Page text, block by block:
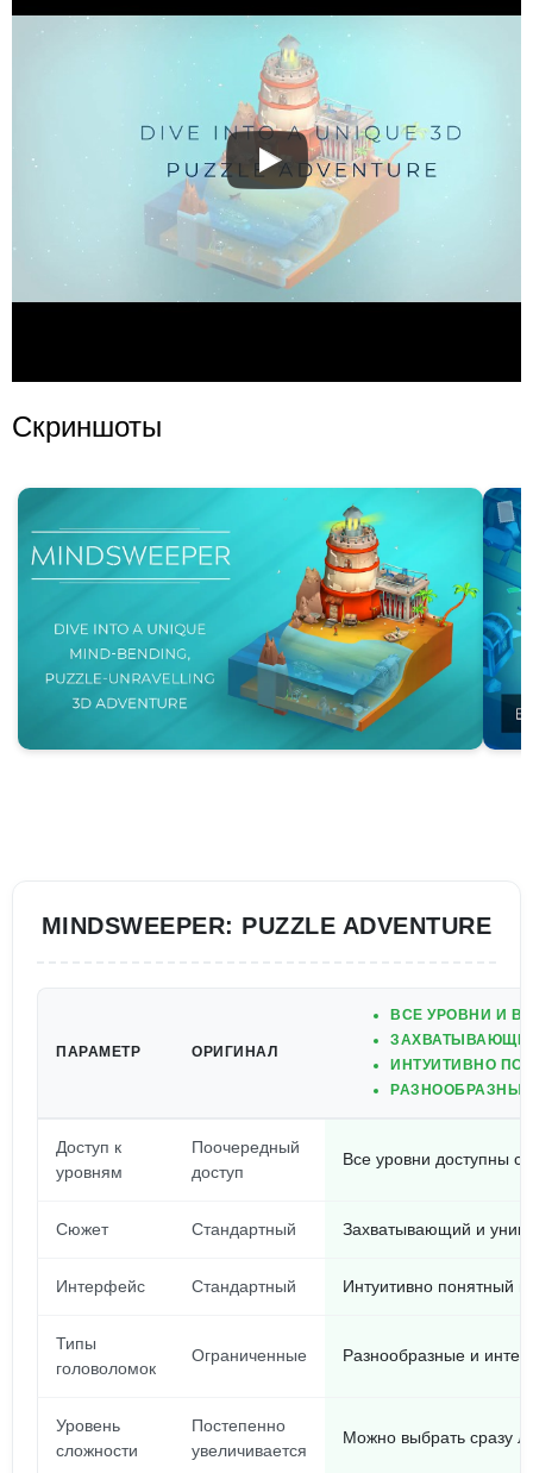
Скриншоты
MINDSWEEPER: PUZZLE ADVENTURE
ПАРАМЕТР ОРИГИНАЛ
ВСЕ УРОВНИ И
ИНТУИТИВНО
Доступ к
уровням
Поочередный
доступ
Все уровни доступны
Сюжет Стандартный Захватывающий и
Интерфейс Стандартный Интуитивно понятный
Типы
головоломок
Ограниченные Разнообразные и
Уровень
сложности
Постепенно
увеличивается
Можно выбрать сразу